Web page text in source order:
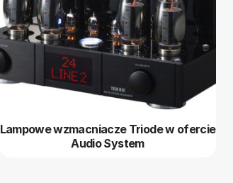
Lampowe wzmacniacze Triode w ofercie
Audio System